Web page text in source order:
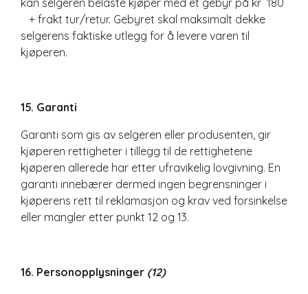
+ frakt tur/retur. Gebyret skal maksimalt dekke
selgerens faktiske utlegg for å levere varen til
kjøperen.
15. Garanti
Garanti som gis av selgeren eller produsenten, gir
kjøperen rettigheter i tillegg til de rettighetene
kjøperen allerede har etter ufravikelig lovgivning. En
garanti innebærer dermed ingen begrensninger i
kjøperens rett til reklamasjon og krav ved forsinkelse
eller mangler etter punkt 12 og 13.
16. Personopplysninger (12)